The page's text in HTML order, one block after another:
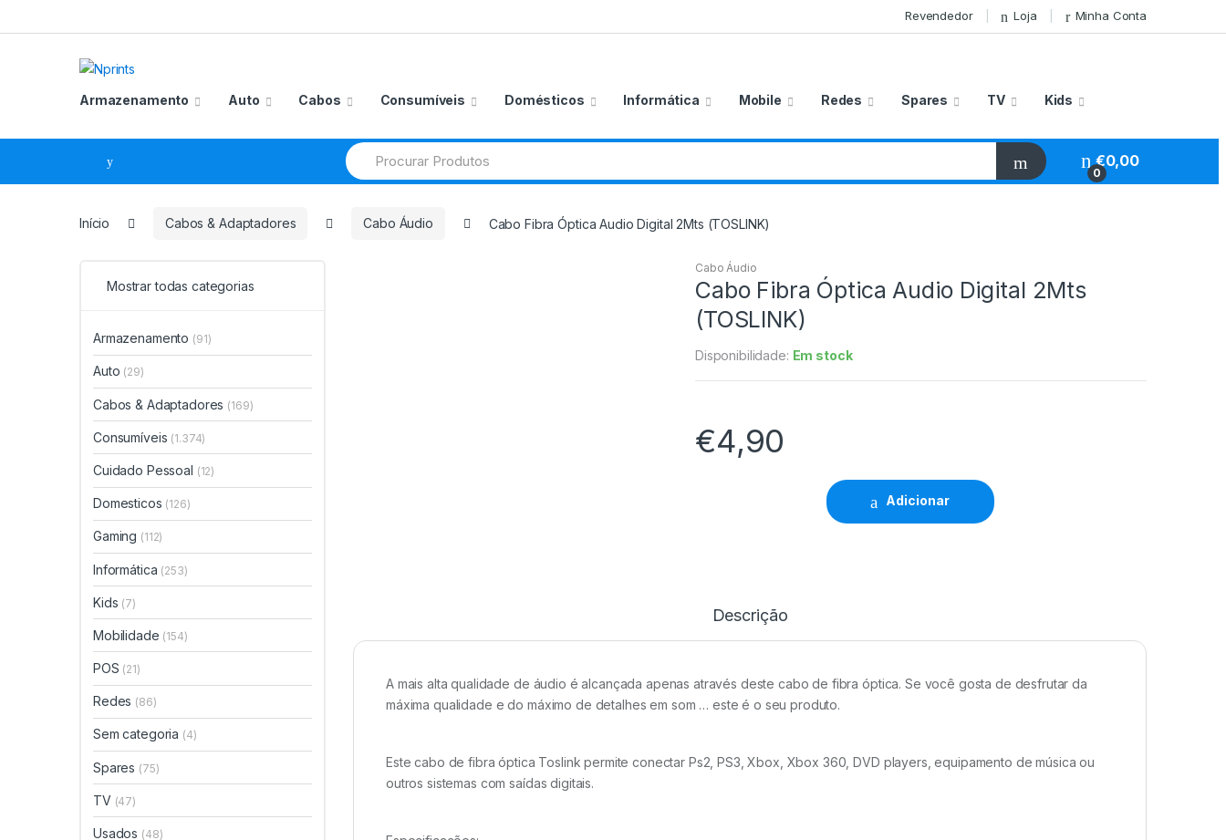
para
para
Revendedor Loja Minha Conta
Armazenamento Auto Cabos Consumíveis Domésticos Informática Mobile Redes Spares TV Kids
Procurar
por:
0
€0,00
Início Cabos & Adaptadores Cabo Áudio Cabo Fibra Óptica Audio Digital 2Mts (TOSLINK)
Cabo Áudio
Cabo Fibra Óptica Audio Digital 2Mts
(TOSLINK)
Disponibilidade: Em stock
€4,90
(TOSLINK)
quantidade
Adicionar
Descrição
A mais alta qualidade de áudio é alcançada apenas através deste cabo de fibra óptica. Se você gosta de desfrutar da
máxima qualidade e do máximo de detalhes em som … este é o seu produto.
Este cabo de fibra óptica Toslink permite conectar Ps2, PS3, Xbox, Xbox 360, DVD players, equipamento de música ou
outros sistemas com saídas digitais.
Mostrar todas categorias
Armazenamento (91)
Auto (29)
Cabos & Adaptadores (169)
Consumíveis (1.374)
Cuidado Pessoal (12)
Domesticos (126)
Gaming (112)
Informática (253)
Kids (7)
Mobilidade (154)
POS (21)
Redes (86)
Sem categoria (4)
Spares (75)
TV (47)
Usados (48)